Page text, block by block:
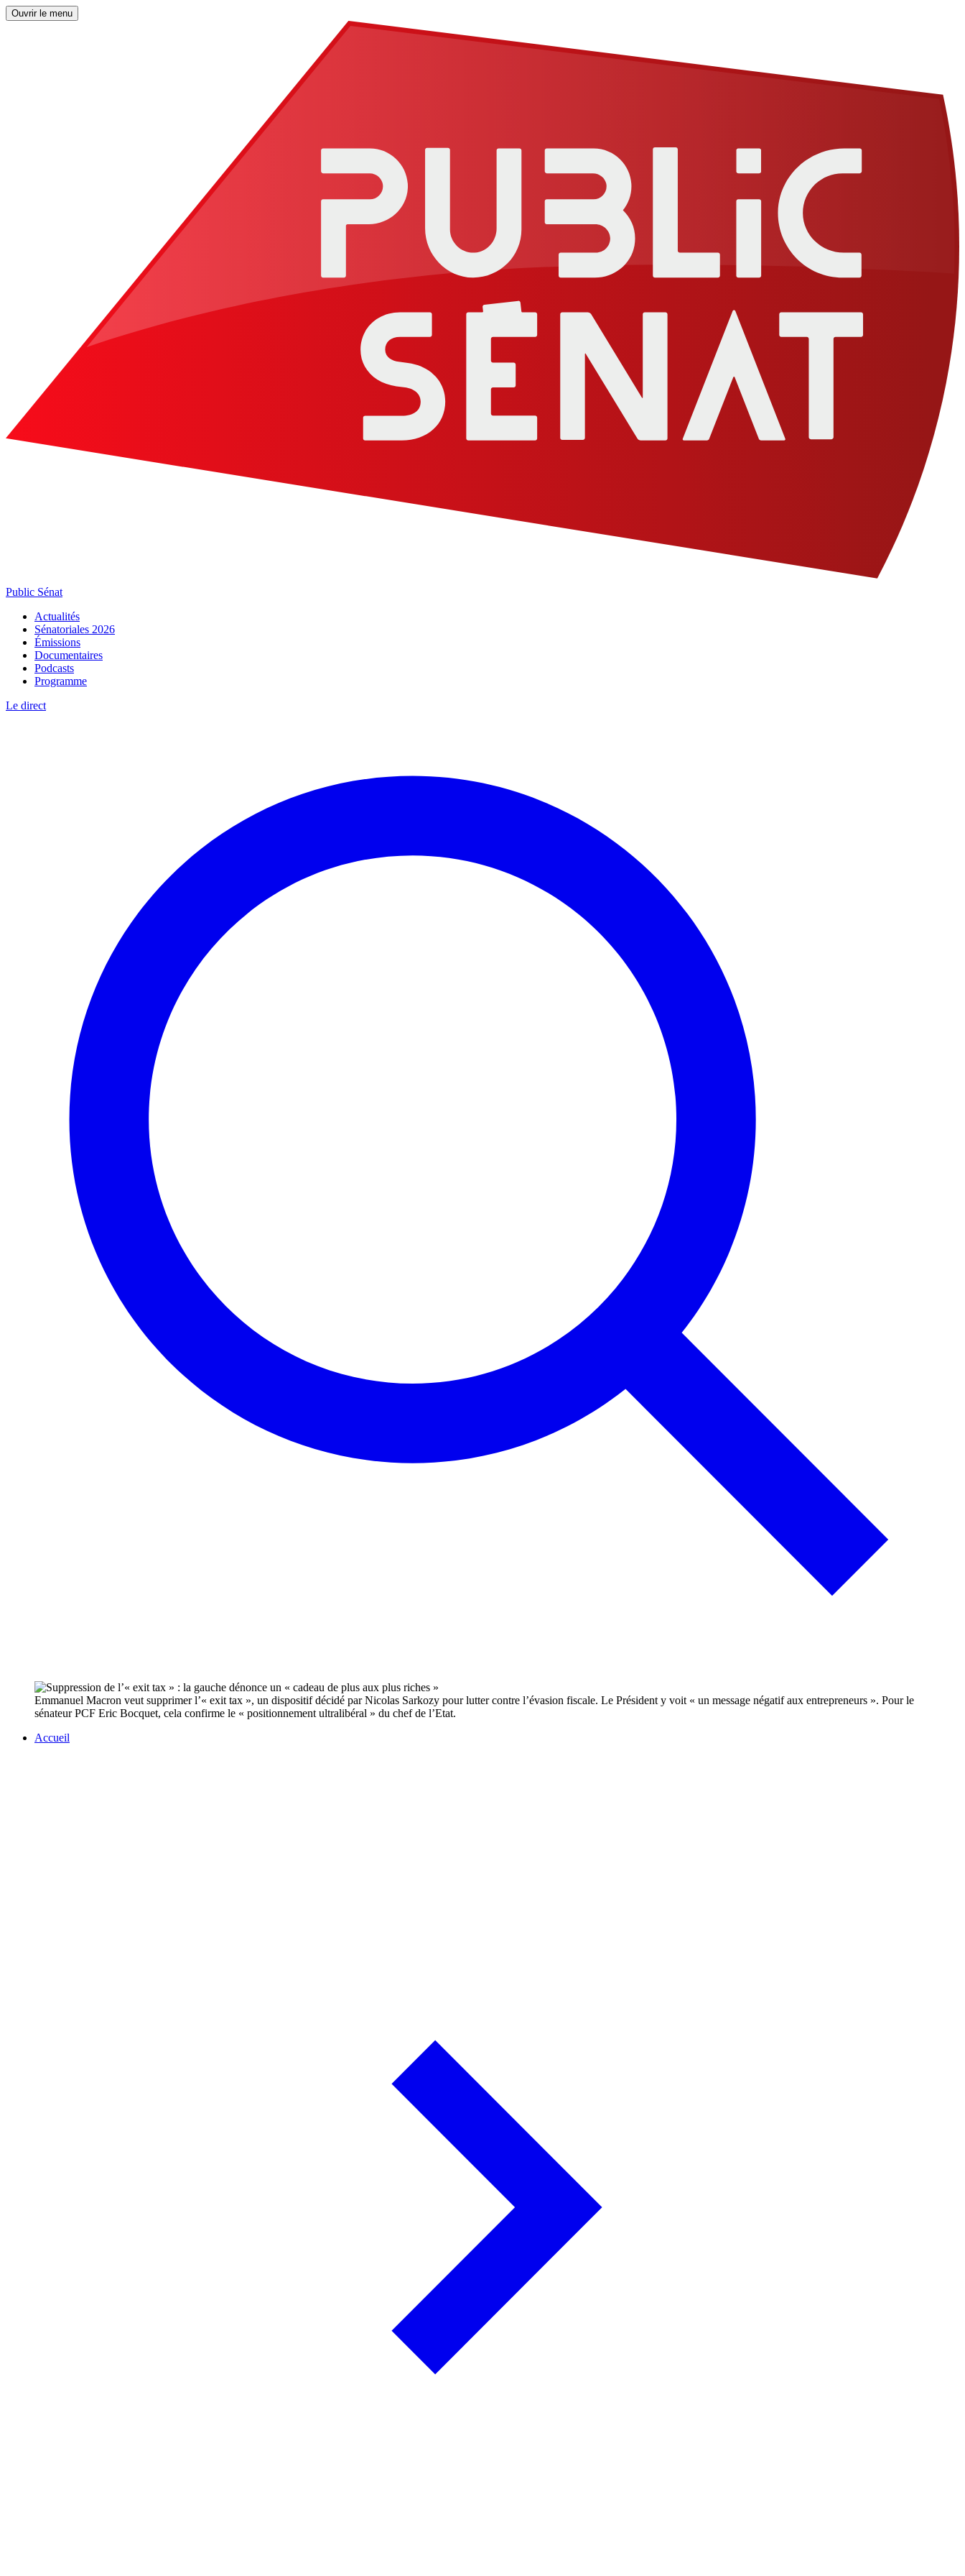
Ouvrir le menu
Public Sénat
Actualités
Sénatoriales 2026
Émissions
Documentaires
Podcasts
Programme
Le direct
Emmanuel Macron veut supprimer l’« exit tax », un dispositif décidé par Nicolas Sarkozy pour lutter contre l’évasion fiscale. Le Président y voit « un message négatif aux entrepreneurs ». Pour le
sénateur PCF Eric Bocquet, cela confirme le « positionnement ultralibéral » du chef de l’Etat.
Accueil